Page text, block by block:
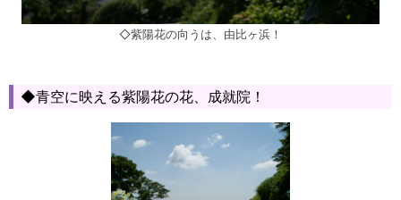
◇紫陽花の向うは、由比ヶ浜！
◆青空に映える紫陽花の花、成就院！